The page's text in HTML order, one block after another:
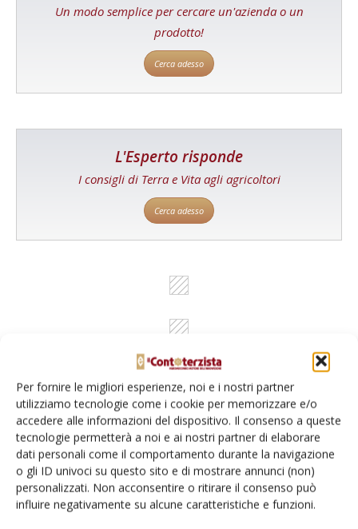
Per fornire le migliori esperienze, noi e i nostri partner
utilizziamo tecnologie come i cookie per memorizzare e/o
accedere alle informazioni del dispositivo. Il consenso a queste
tecnologie permetterà a noi e ai nostri partner di elaborare
dati personali come il comportamento durante la navigazione
o gli ID univoci su questo sito e di mostrare annunci (non)
personalizzati. Non acconsentire o ritirare il consenso può
influire negativamente su alcune caratteristiche e funzioni.
Un modo semplice per cercare un'azienda o un
prodotto!
Cerca adesso
L'Esperto risponde
I consigli di Terra e Vita agli agricoltori
Cerca adesso
Rimani aggiornato sul mondo
dell’agricoltura
Iscriviti alle nostre newsletter